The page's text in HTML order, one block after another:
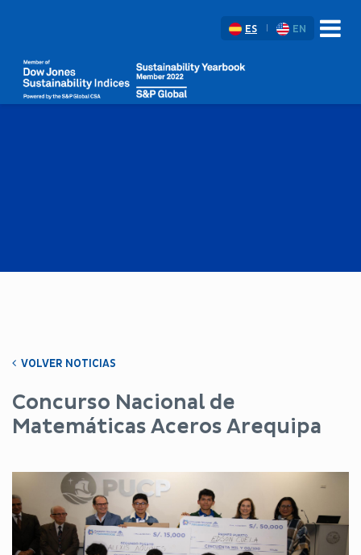
ES EN
VOLVER NOTICIAS
Concurso Nacional de
Matemáticas Aceros Arequipa